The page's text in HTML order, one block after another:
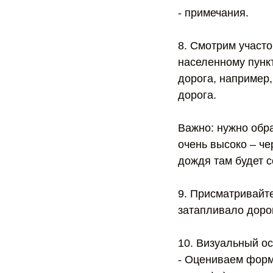
- примечания.
8. Смотрим
населенному
дорога,
дорога.
Важно: нужно
очень высоко –
дождя там будет
9.
затапливало
10. Визуальный
- Оцениваем